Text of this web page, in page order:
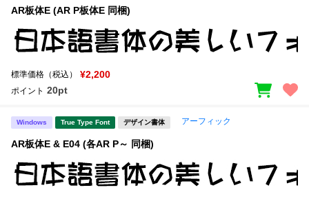
文字種類
リセット
AR板体E (AR P板体E 同梱)
標準価格（税込） ¥2,200
ポイント 20pt
Windows True Type Font デザイン書体 アーフィック
AR板体E & E04 (各AR P～ 同梱)